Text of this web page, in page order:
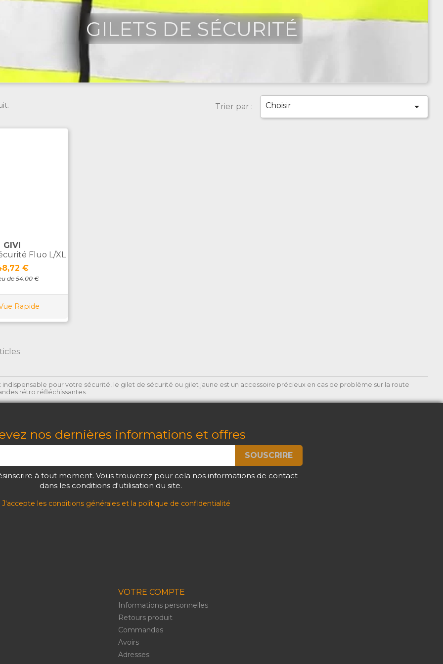
GILETS DE SÉCURITÉ
Trier par : Choisir 
GIVI
Fluo L/XL
€
de 54.00 €
Rapide
pour votre sécurité, le gilet de sécurité ou gilet jaune est un accessoire précieux en cas de problème sur la route
rétro réfléchissantes.
nos dernières informations et offres
à tout moment. Vous trouverez pour cela nos informations de contact
dans les conditions d'utilisation du site.
J'accepte les conditions générales et la politique de confidentialité
VOTRE COMPTE
Informations personnelles
Retours produit
Commandes
Avoirs
Adresses